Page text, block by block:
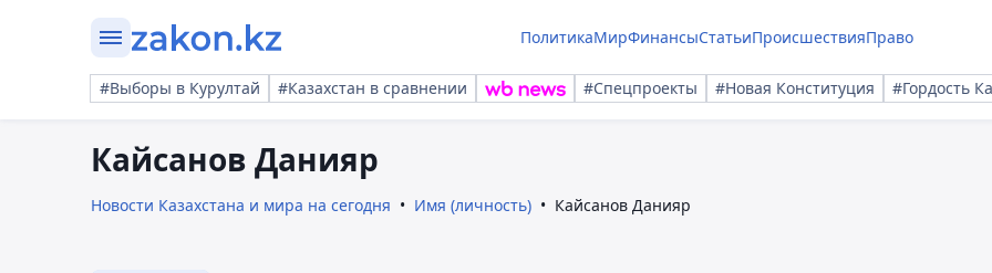
ПолитикаМирФинансыСтатьиПроисшествияПраво
#Выборы в Курултай #Казахстан в сравнении #Спецпроекты #Новая Конституция #Гордость
Кайсанов Данияр
Новости Казахстана и мира на сегодня Имя (личность) Кайсанов Данияр